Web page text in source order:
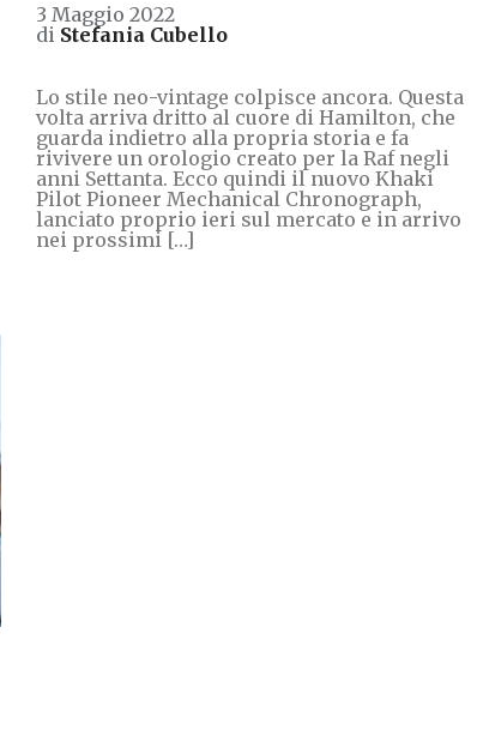
3 Maggio 2022
di Stefania Cubello
Lo stile neo-vintage colpisce ancora. Questa
volta arriva dritto al cuore di Hamilton, che
guarda indietro alla propria storia e fa
rivivere un orologio creato per la Raf negli
anni Settanta. Ecco quindi il nuovo Khaki
Pilot Pioneer Mechanical Chronograph,
lanciato proprio ieri sul mercato e in arrivo
nei prossimi […]